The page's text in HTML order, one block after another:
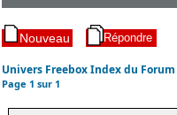
Univers Freebox Index du Forum
Page1 sur1